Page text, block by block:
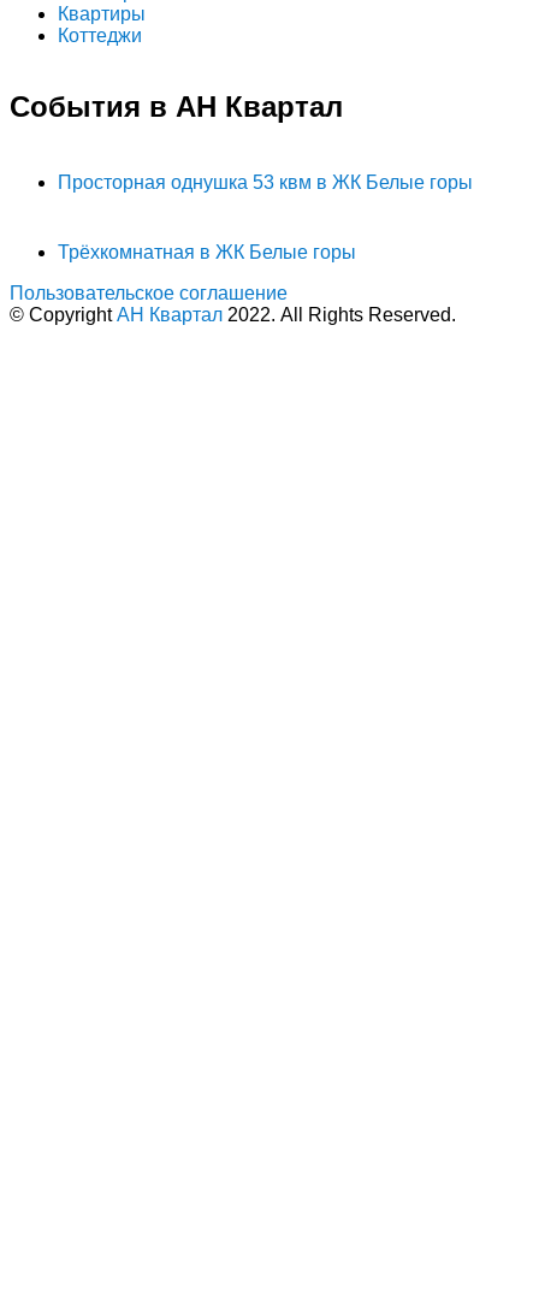
Квартиры
Коттеджи
События в АН Квартал
Просторная однушка 53 квм в ЖК Белые горы
Трёхкомнатная в ЖК Белые горы
Пользовательское соглашение
© CopyrightАН Квартал 2022. All Rights Reserved.